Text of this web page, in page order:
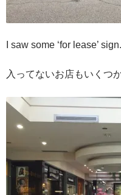
I saw some ‘for lease’ sign.
入ってないお店もいくつ